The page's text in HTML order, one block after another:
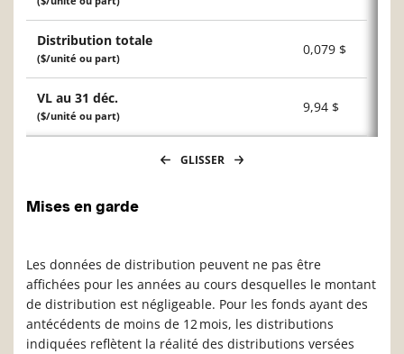
Distribution totale
($/unité ou part)
0,079 $
VL au 31 déc.
($/unité ou part)
9,94 $
GLISSER
Mises en garde
Les données de distribution peuvent ne pas être
affichées pour les années au cours desquelles le montant
de distribution est négligeable. Pour les fonds ayant des
antécédents de moins de 12 mois, les distributions
indiquées reflètent la réalité des distributions versées